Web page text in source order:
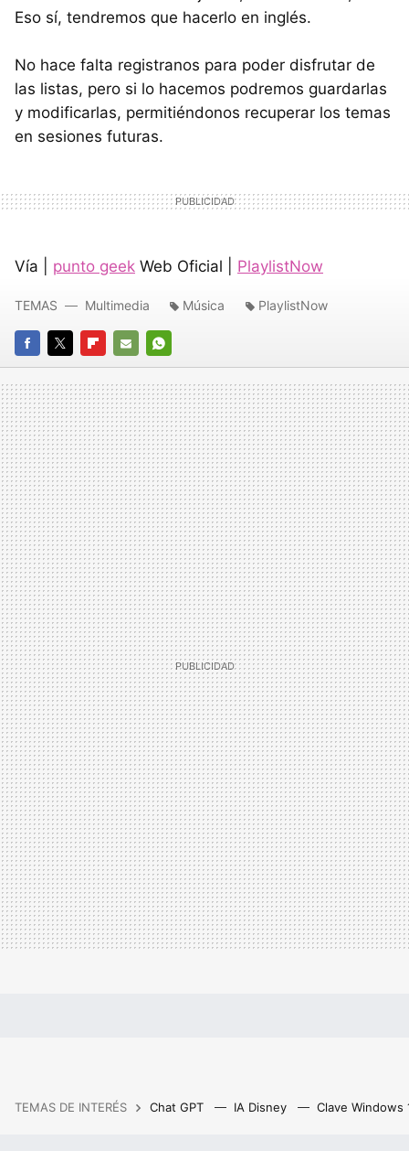
Eso sí, tendremos que hacerlo en inglés.
No hace falta registranos para poder disfrutar de
las listas, pero si lo hacemos podremos guardarlas
y modificarlas, permitiéndonos recuperar los temas
en sesiones futuras.
Vía | punto geek Web Oficial | PlaylistNow
FACEBOOK
TWITTERFLIPBOARD
E-
MAIL
WHATSAPP
TEMAS Multimedia Música PlaylistNow
TEMAS DE INTERÉS Chat GPT IA Disney Clave Windows